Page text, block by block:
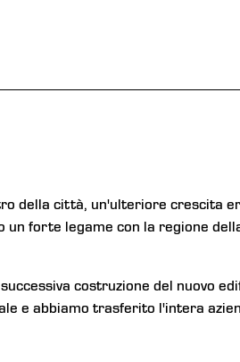
della città, un'ulteriore crescita
forte legame con la regione
costruzione del nuovo
e abbiamo trasferito l'intera